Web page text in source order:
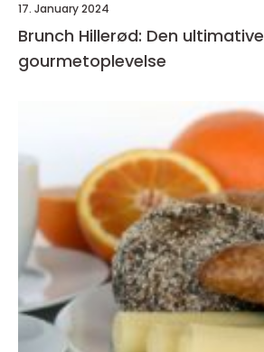
17. January 2024
Brunch Hillerød: Den ultimative
gourmetoplevelse